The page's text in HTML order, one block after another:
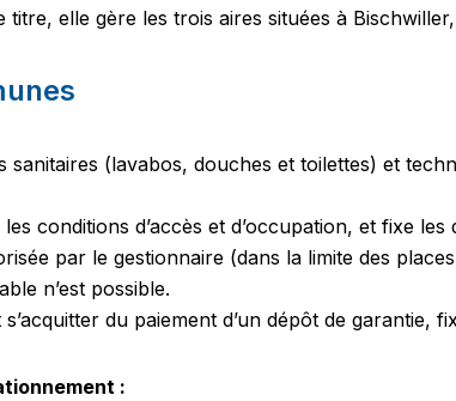
titre, elle gère les trois aires situées à
sanitaires (lavabos, douches et toilettes) et
conditions d’accès et d’occupation, et fixe
par le gestionnaire (dans la limite des
n’est possible.
du paiement d’un dépôt de garantie,
: